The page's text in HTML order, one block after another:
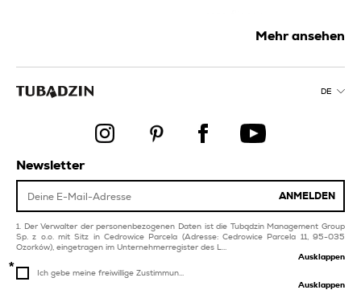
fliesen
braune fliesen für wohn
schwarze pool und
grüne fliesen für wohn
und schlafzimmer
graue pool und spa-
Mehr ansehen
DE
Newsletter
ANMELDEN
Der Verwalter der personenbezogenen Daten ist die Tubądzin Management Group
Sp. z o.o. mit Sitz in Cedrowice Parcela (Adresse: Cedrowice Parcela 11, 95-035
Ozorków), eingetragen im Unternehmerregister des L...
Ausklappen
Ich gebe meine freiwillige Zustimmun...
Ausklappen